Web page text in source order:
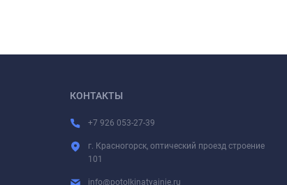
КОНТАКТЫ
+7 926 053-27-39
г. Красногорск, оптический проезд строение
101
info@potolkinatyajnie.ru